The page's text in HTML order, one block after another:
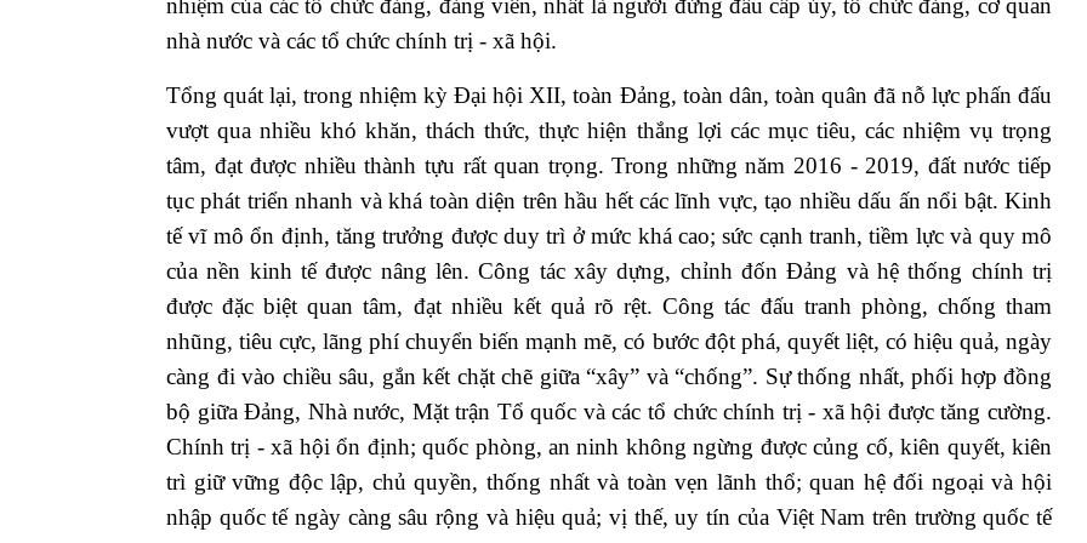
nhiệm của các tổ chức đảng, đảng viên, nhất là người đứng đầu cấp ủy, tổ chức đảng, cơ quan
nhà nước và các tổ chức chính trị - xã hội.
Tổng quát lại, trong nhiệm kỳ Đại hội XII, toàn Đảng, toàn dân, toàn quân đã nỗ lực phấn đấu
vượt qua nhiều khó khăn, thách thức, thực hiện thắng lợi các mục tiêu, các nhiệm vụ trọng
tâm, đạt được nhiều thành tựu rất quan trọng. Trong những năm 2016 - 2019, đất nước tiếp
tục phát triển nhanh và khá toàn diện trên hầu hết các lĩnh vực, tạo nhiều dấu ấn nổi bật. Kinh
tế vĩ mô ổn định, tăng trưởng được duy trì ở mức khá cao; sức cạnh tranh, tiềm lực và quy mô
của nền kinh tế được nâng lên. Công tác xây dựng, chỉnh đốn Đảng và hệ thống chính trị
được đặc biệt quan tâm, đạt nhiều kết quả rõ rệt. Công tác đấu tranh phòng, chống tham
nhũng, tiêu cực, lãng phí chuyển biến mạnh mẽ, có bước đột phá, quyết liệt, có hiệu quả, ngày
càng đi vào chiều sâu, gắn kết chặt chẽ giữa “xây” và “chống”. Sự thống nhất, phối hợp đồng
bộ giữa Đảng, Nhà nước, Mặt trận Tổ quốc và các tổ chức chính trị - xã hội được tăng cường.
Chính trị - xã hội ổn định; quốc phòng, an ninh không ngừng được củng cố, kiên quyết, kiên
trì giữ vững độc lập, chủ quyền, thống nhất và toàn vẹn lãnh thổ; quan hệ đối ngoại và hội
nhập quốc tế ngày càng sâu rộng và hiệu quả; vị thế, uy tín của Việt Nam trên trường quốc tế